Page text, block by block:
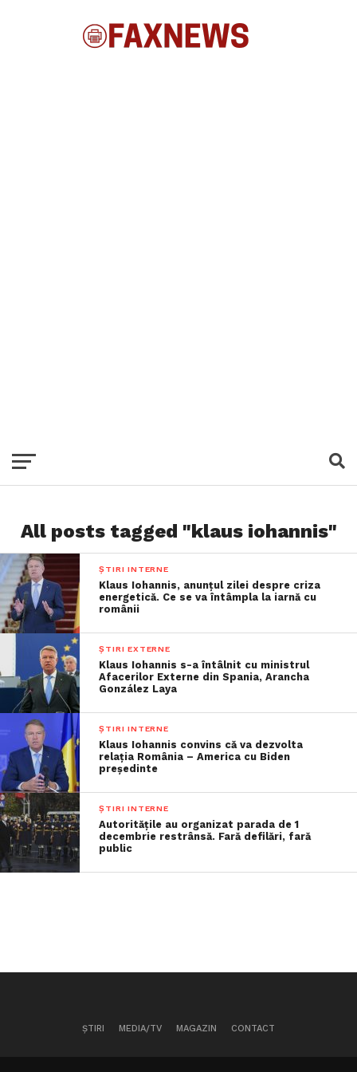
All posts tagged "klaus iohannis"
ȘTIRI INTERNE
Klaus Iohannis, anunțul zilei despre criza
energetică. Ce se va întâmpla la iarnă cu
românii
ȘTIRI EXTERNE
Klaus Iohannis s-a întâlnit cu ministrul
Afacerilor Externe din Spania, Arancha
González Laya
ȘTIRI INTERNE
Klaus Iohannis convins că va dezvolta
relația România – America cu Biden
președinte
ȘTIRI INTERNE
Autoritățile au organizat parada de 1
decembrie restrânsă. Fară defilări, fară
public
ȘTIRI MEDIA/TV MAGAZIN CONTACT